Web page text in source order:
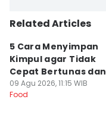
Related Articles
5 Cara Menyimpan
Kimpul agar Tidak
Cepat Bertunas dan
Busuk
09 Agu 2026, 11:15 WIB
Food